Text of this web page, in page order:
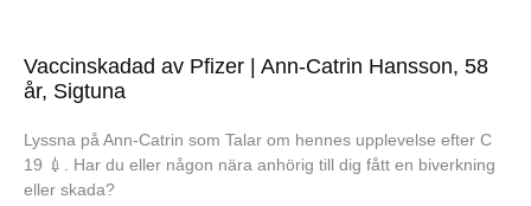
Vaccinskadad av Pfizer | Ann-Catrin Hansson, 58
år, Sigtuna
Lyssna på Ann-Catrin som Talar om hennes upplevelse efter C
19 💉. Har du eller någon nära anhörig till dig fått en biverkning
eller skada?